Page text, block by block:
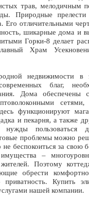
трав, мелодичным
Природные
Его отличительными
шикарные дома и
Горки-8 делает
Храм
недвижимости в
благ,
Дома обеспечены
сетями,
функционируют
и пекарня, а также
пользоваться
проблемы можно
беспокоиться за свою
–
Поэтому
обрести
Купить
нашей компании.